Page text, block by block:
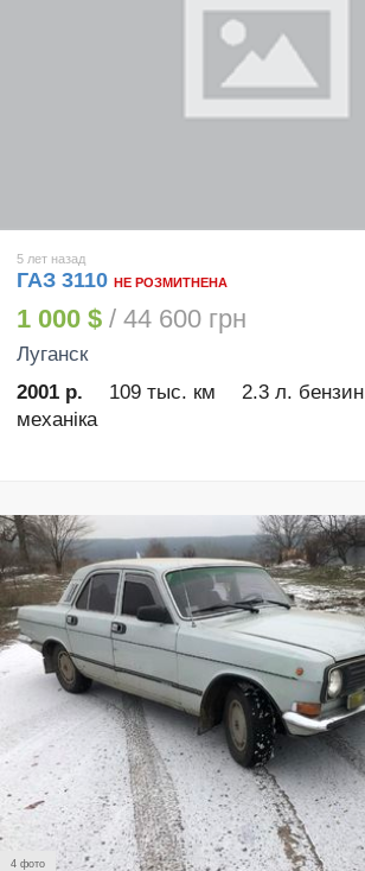
5 лет назад
ГАЗ 3110 НЕ РОЗМИТНЕНА
1 000 $ / 44 600 грн
Луганск
2001 р.
109 тыс. км 2.3 л. бензин
механіка
4 фото